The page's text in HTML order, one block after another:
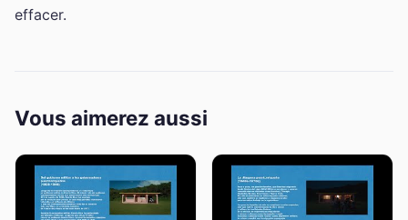
effacer.
Vous aimerez aussi